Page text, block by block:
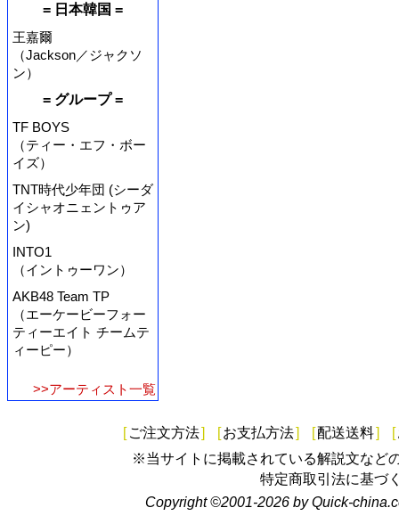
= 日本韓国 =
王嘉爾
（Jackson／ジャクソ
ン）
= グループ =
TF BOYS
（ティー・エフ・ボー
イズ）
TNT時代少年団 (シーダ
イシャオニェントゥア
ン)
INTO1
（イントゥーワン）
AKB48 Team TP
（エーケービーフォー
ティーエイト チームテ
ィーピー）
>>アーティスト一覧
[ ご注文方法] [お支払方法] [配送送料] [
※当サイトに掲載されている解説文など
特定商取引法に基づ
Copyright ©2001-2026 by Quick-